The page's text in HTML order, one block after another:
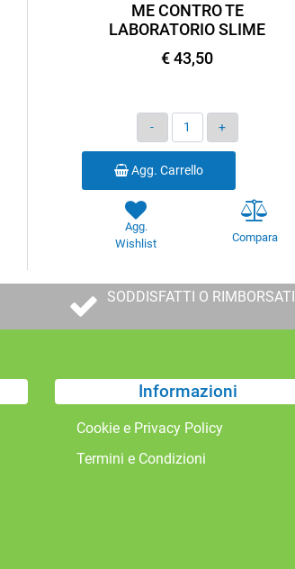
ME CONTRO TE
LABORATORIO SLIME
€ 43,50
Quantità
Agg. Carrello
Agg.
Wishlist
Compara
SODDISFATTI O RIMBORSATI
Informazioni
Cookie e Privacy Policy
Termini e Condizioni